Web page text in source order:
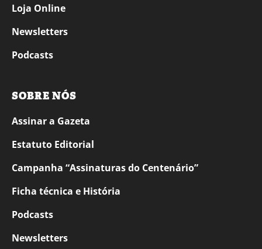
Loja Online
Newsletters
Podcasts
SOBRE NÓS
Assinar a Gazeta
Estatuto Editorial
Campanha “Assinaturas do Centenário”
Ficha técnica e História
Podcasts
Newsletters